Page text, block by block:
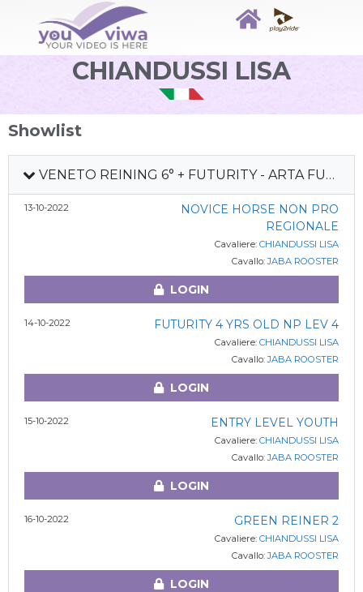
CHIANDUSSI LISA
Showlist
VENETO REINING 6° + FUTURITY - ARTA FUTURITY - LOMBARDIA REINING 6° TAPPA 2022
13-10-2022
NOVICE HORSE NON PRO
REGIONALE
Cavaliere: CHIANDUSSI LISA
Cavallo:JABA ROOSTER
LOGIN
14-10-2022 FUTURITY 4 YRS OLD NP LEV 4
Cavaliere: CHIANDUSSI LISA
Cavallo:JABA ROOSTER
LOGIN
15-10-2022 ENTRY LEVEL YOUTH
Cavaliere: CHIANDUSSI LISA
Cavallo:JABA ROOSTER
LOGIN
16-10-2022 GREEN REINER 2
Cavaliere: CHIANDUSSI LISA
Cavallo:JABA ROOSTER
LOGIN